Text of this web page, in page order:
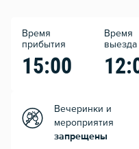
Время
прибытия
15:00
Время
выезда
Вечеринки и
мероприятия
запрещены